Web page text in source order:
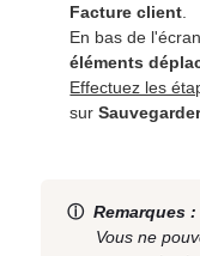
Facture client
En bas de
éléments
Effectuez les
sur
ⓘ Remarques :
Vous ne